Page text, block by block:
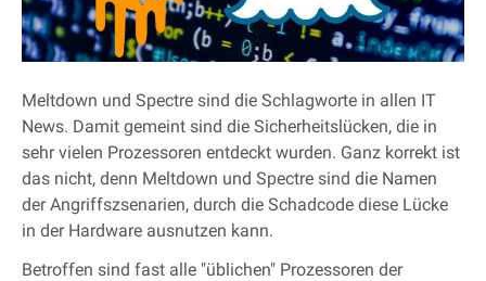
Meltdown und Spectre sind die Schlagworte in allen IT
News. Damit gemeint sind die Sicherheitslücken, die in
sehr vielen Prozessoren entdeckt wurden. Ganz korrekt ist
das nicht, denn Meltdown und Spectre sind die Namen
der Angriffszsenarien, durch die Schadcode diese Lücke
in der Hardware ausnutzen kann.
Betroffen sind fast alle "üblichen" Prozessoren der